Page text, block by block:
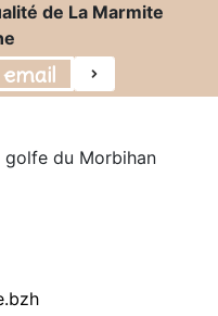
de La Marmite
du Morbihan